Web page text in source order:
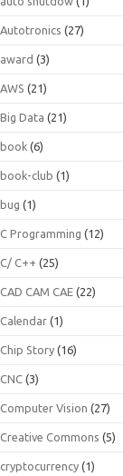
Autotronics (27)
award (3)
AWS (21)
Big Data (21)
book (6)
book-club (1)
bug (1)
C Programming (12)
C/ C++ (25)
CAD CAM CAE (22)
Calendar (1)
Chip Story (16)
CNC (3)
Computer Vision (27)
Creative Commons (5)
cryptocurrency (1)